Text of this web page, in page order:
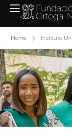
Home Instituto